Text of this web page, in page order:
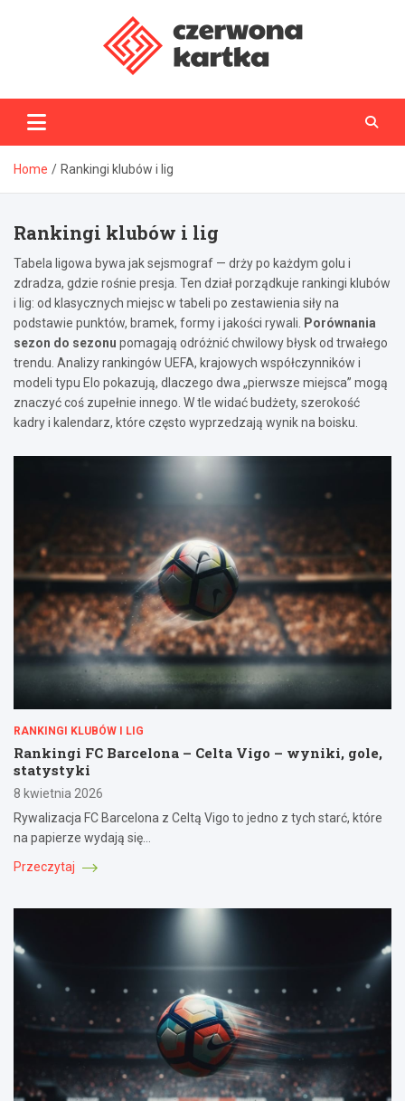
CzerwonaKartka.pl
Home Rankingi klubów i lig
Rankingi klubów i lig
Tabela ligowa bywa jak sejsmograf — drży po każdym golu i
zdradza, gdzie rośnie presja. Ten dział porządkuje rankingi klubów
i lig: od klasycznych miejsc w tabeli po zestawienia siły na
podstawie punktów, bramek, formy i jakości rywali.
Porównania
sezon do sezonu pomagają odróżnić chwilowy błysk od trwałego
trendu. Analizy rankingów UEFA, krajowych współczynników i
modeli typu Elo pokazują, dlaczego dwa „pierwsze miejsca” mogą
znaczyć coś zupełnie innego. W tle widać budżety, szerokość
kadry i kalendarz, które często wyprzedzają wynik na boisku.
RANKINGI KLUBÓW I LIG
Rankingi FC Barcelona – Celta Vigo – wyniki, gole,
statystyki
8 kwietnia 2026
Rywalizacja FC Barcelona z Celtą Vigo to jedno z tych starć, które
na papierze wydają się…
Przeczytaj